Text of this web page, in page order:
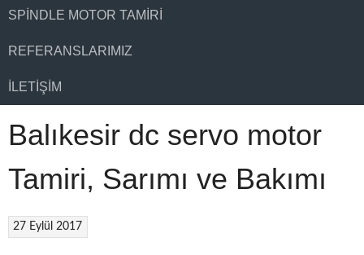
SPINDLE MOTOR TAMIRI
REFERANSLARIMIZ
İLETIŞIM
Balıkesir dc servo motor
Tamiri, Sarımı ve Bakımı
27 Eylül 2017